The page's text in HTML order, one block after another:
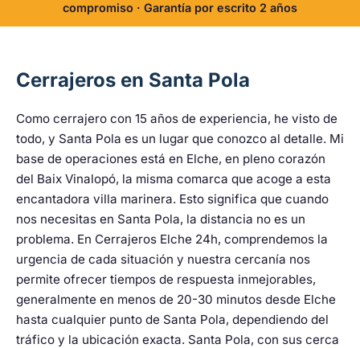
compromiso · Garantía por escrito 2 años
Cerrajeros en Santa Pola
Como cerrajero con 15 años de experiencia, he visto de
todo, y Santa Pola es un lugar que conozco al detalle. Mi
base de operaciones está en Elche, en pleno corazón
del Baix Vinalopó, la misma comarca que acoge a esta
encantadora villa marinera. Esto significa que cuando
nos necesitas en Santa Pola, la distancia no es un
problema. En Cerrajeros Elche 24h, comprendemos la
urgencia de cada situación y nuestra cercanía nos
permite ofrecer tiempos de respuesta inmejorables,
generalmente en menos de 20-30 minutos desde Elche
hasta cualquier punto de Santa Pola, dependiendo del
tráfico y la ubicación exacta. Santa Pola, con sus cerca